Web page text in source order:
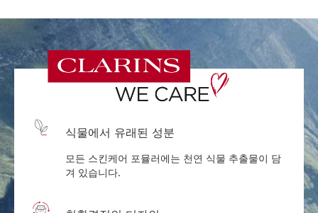
식물에서 유래된 성분
모든 스킨케어 포뮬러에는 천연 식물 추출물이 담
겨 있습니다.